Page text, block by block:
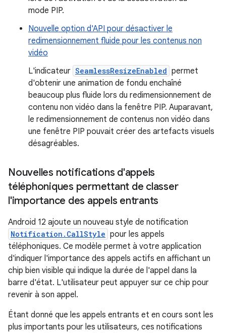
mode PIP.
Nouvelle option d'API pour désactiver le
redimensionnement fluide pour les contenus non
vidéo
L'indicateur SeamlessResizeEnabled permet
d'obtenir une animation de fondu enchaîné
beaucoup plus fluide lors du redimensionnement de
contenu non vidéo dans la fenêtre PIP. Auparavant,
le redimensionnement de contenus non vidéo dans
une fenêtre PIP pouvait créer des artefacts visuels
désagréables.
Nouvelles notifications d'appels
téléphoniques permettant de classer
l'importance des appels entrants
Android 12 ajoute un nouveau style de notification
Notification.CallStyle pour les appels
téléphoniques. Ce modèle permet à votre application
d'indiquer l'importance des appels actifs en affichant un
chip bien visible qui indique la durée de l'appel dans la
barre d'état. L'utilisateur peut appuyer sur ce chip pour
revenir à son appel.
Étant donné que les appels entrants et en cours sont les
plus importants pour les utilisateurs, ces notifications